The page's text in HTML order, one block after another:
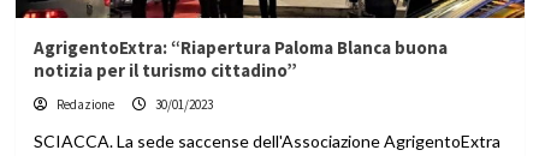
AgrigentoExtra: “Riapertura Paloma Blanca buona
notizia per il turismo cittadino”
Redazione 30/01/2023
SCIACCA. La sede saccense dell'Associazione AgrigentoExtra